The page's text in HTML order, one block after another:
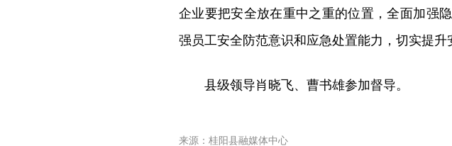
企业要把安全放在重中之重的位置，全面加强
强员工安全防范意识和应急处置能力，切实提升
县级领导肖晓飞、曹书雄参加督导。
来源：桂阳县融媒体中心